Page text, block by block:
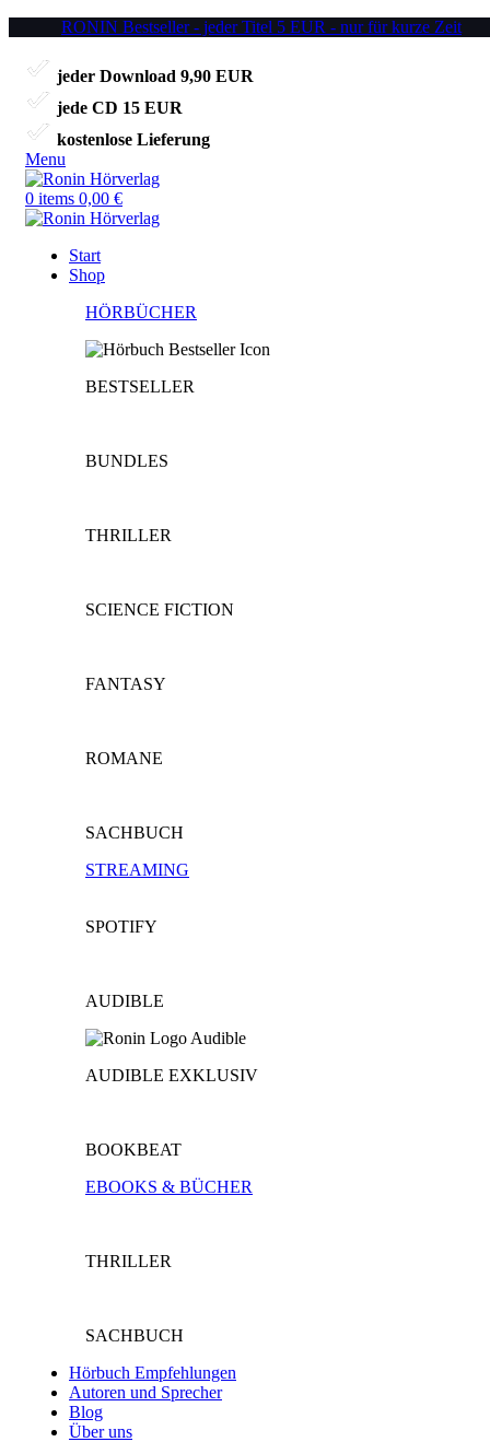
RONIN Bestseller - jeder Titel 5 EUR - nur für kurze Zeit
jeder Download 9,90 EUR
jede CD 15 EUR
kostenlose Lieferung
Menu
0 items 0,00 €
Start
Shop
HÖRBÜCHER
BESTSELLER
BUNDLES
THRILLER
SCIENCE FICTION
FANTASY
ROMANE
SACHBUCH
STREAMING
SPOTIFY
AUDIBLE
AUDIBLE EXKLUSIV
BOOKBEAT
EBOOKS & BÜCHER
THRILLER
SACHBUCH
Hörbuch Empfehlungen
Autoren und Sprecher
Blog
Über uns